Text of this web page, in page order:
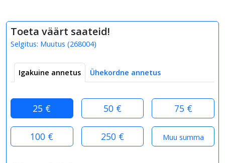
Toeta väärt saateid!
Selgitus: Muutus (268004)
Igakuine annetus Ühekordne annetus
25 € 50 € 75 €
100 € 250 €